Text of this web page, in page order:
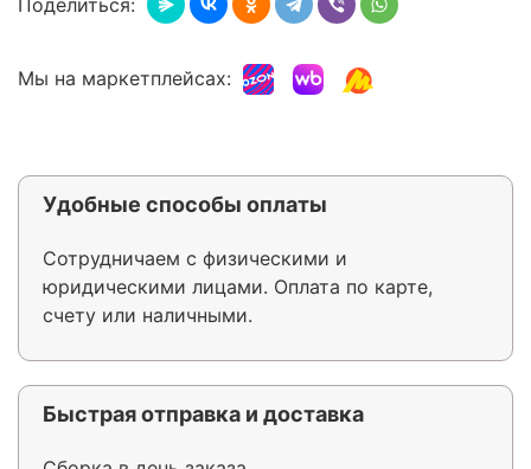
Поделиться:
Мы на маркетплейсах:
Удобные способы оплаты
Сотрудничаем с физическими и
юридическими лицами. Оплата по карте,
счету или наличными.
Быстрая отправка и доставка